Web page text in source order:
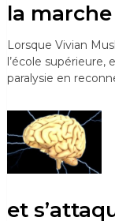
la marche
Lorsque Vivian
l’école supérieure,
paralysie en
et